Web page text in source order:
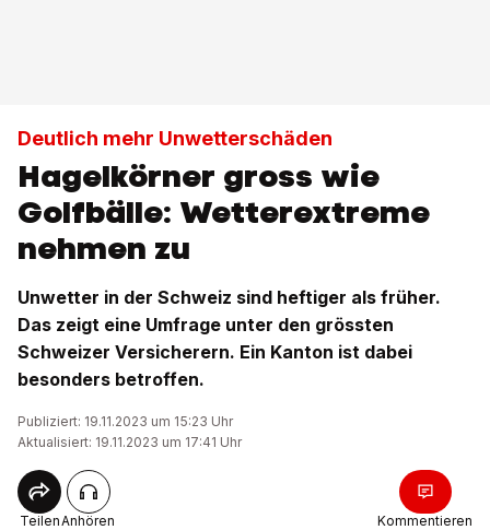
Deutlich mehr Unwetterschäden
Hagelkörner gross wie
Golfbälle: Wetterextreme
nehmen zu
Unwetter in der Schweiz sind heftiger als früher.
Das zeigt eine Umfrage unter den grössten
Schweizer Versicherern. Ein Kanton ist dabei
besonders betroffen.
Publiziert: 19.11.2023 um 15:23 Uhr
Aktualisiert: 19.11.2023 um 17:41 Uhr
TeilenAnhören Kommentieren